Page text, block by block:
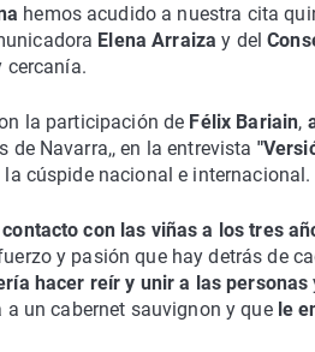
hemos acudido a nuestra cita
Elena Arraiza y del
cercanía.
la participación de Félix Bariain,
de Navarra,, en la entrevista
cúspide nacional e internacional.
con las viñas a los tres
y pasión que hay detrás de
hacer reír y unir a las personas
un cabernet sauvignon y que le